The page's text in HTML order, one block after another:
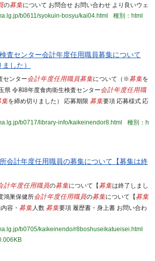
の募集について お問合せ お問い合わせ より良いウェ
b0611/syokuin-bosyu/kai04.html
種別：html
査センター会計年度任用職員募集について
した）
センター会計年度任用職員募集について（※募集を
県 令和8年度食肉衛生検査センター会計年度任用職
集を締め切りました） 応募期限 募集要項 応募様式 応
b0717/library-info/kaikeinendor8.html
種別：h
会計年度任用職員の募集について【募集は終
計年度任用職員の募集について【 募集は終了しまし
鴻巣保健所会計年度任用職員の募集について【 募集
容・ 募集人数 募集要項 履歴書・身上書 お問い合わ
b0705/kaikeinendo/r8boshuseikatueisei.html